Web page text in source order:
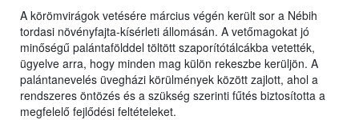
A körömvirágok vetésére március végén került sor a Nébih
tordasi növényfajta-kísérleti állomásán. A vetőmagokat jó
minőségű palántafölddel töltött szaporítótálcákba vetették,
ügyelve arra, hogy minden mag külön rekeszbe kerüljön. A
palántanevelés üvegházi körülmények között zajlott, ahol a
rendszeres öntözés és a szükség szerinti fűtés biztosította a
megfelelő fejlődési feltételeket.